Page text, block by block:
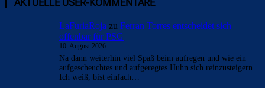
AKTUELLE USER-KOMMENTARE
LaFuriaRoja zu Ferran Torres entscheidet sich
offenbar für PSG
10. August 2026
Na dann weiterhin viel Spaß beim aufregen und wie ein
aufgescheuchtes und aufgeregtes Huhn sich reinzusteigern.
Ich weiß, bist einfach…